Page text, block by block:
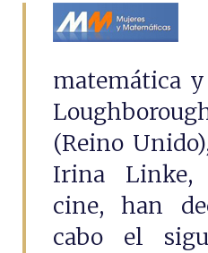
matemática
(Reino
Irina Linke,
cine, han
cabo el